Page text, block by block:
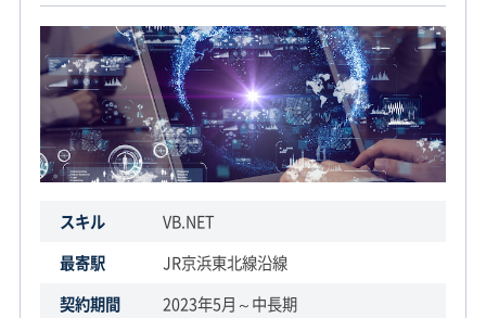
スキル
VB.NET
最寄駅
JR京浜東北線沿線
契約期間
2023年5月～中長期